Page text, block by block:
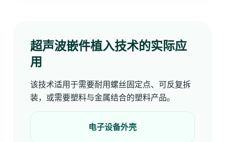
超声波嵌件植入技术的实际应
用
该技术适用于需要耐用螺丝固定点、可反复拆
装，或需要塑料与金属结合的塑料产品。
电子设备外壳